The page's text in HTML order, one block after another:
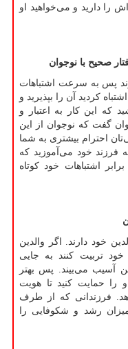
دارید و می‌خواهید او
پس به سرعت اشتباهات
کردید آن را بپذیرید و
که این کار به اعتبار و
گفت که نوجوان از این
احترام بیشتری به شما
فرزند خود می‌آموزید که
اشتباهات خود کوتاه
خود دارند. اگر والدین
خود تربیت کنند به جایی
آسیب می‌بیند. پس بهتر
را حمایت کنید تا هویت
فرزندانی که از طرف
رشد و شکوفایی را